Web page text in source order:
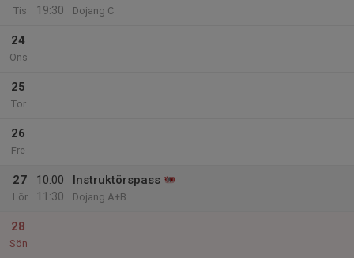
Tis
19:30
Dojang C
24
Ons
25
Tor
26
Fre
27
Lör
10:00
11:30
Instruktörspass
Dojang A+B
28
Sön